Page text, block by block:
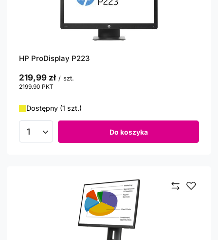
HP ProDisplay P223
219,99 zł / szt.
2199.90 PKT
Dostępny (1 szt.)
Ilość produktów Do koszyka